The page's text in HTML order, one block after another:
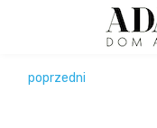
poprzedni